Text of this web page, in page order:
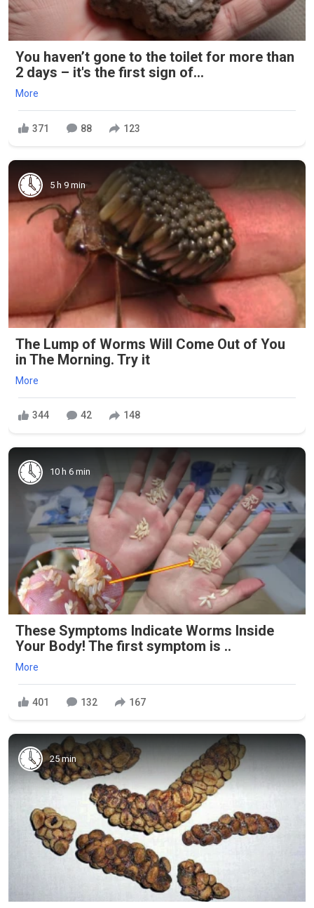
You haven’t gone to the toilet for more than
2 days – it's the first sign of...
More
371 88 123
5 h 9 min
The Lump of Worms Will Come Out of You
in The Morning. Try it
More
344 42 148
10 h 6 min
These Symptoms Indicate Worms Inside
Your Body! The first symptom is ..
More
401 132 167
25 min